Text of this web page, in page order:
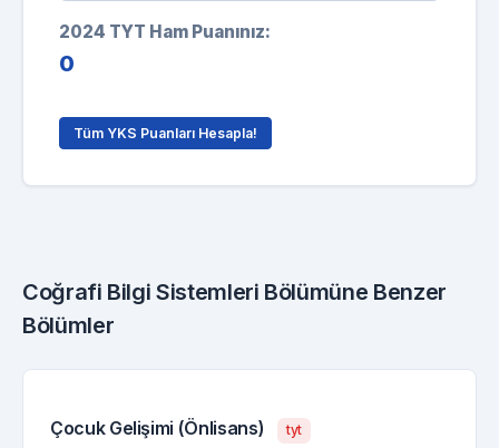
2024 TYT Ham Puanınız:
0
Tüm YKS Puanları Hesapla!
Coğrafi Bilgi Sistemleri Bölümüne Benzer
Bölümler
Çocuk Gelişimi (Önlisans) tyt